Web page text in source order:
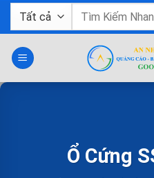
Bỏ
dung
Tìm
Ổ Cứng